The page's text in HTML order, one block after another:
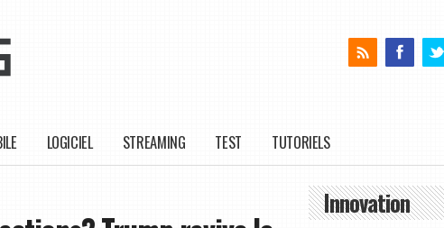
LOGICIEL STREAMING TEST TUTORIELS
Innovation